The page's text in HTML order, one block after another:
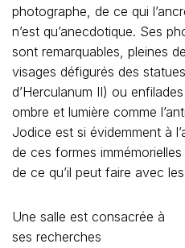
photographe, de ce qui
n’est qu’anecdotique. Ses
sont remarquables, pleines
visages défigurés des
d’Herculanum II) ou
ombre et lumière comme
Jodice est si évidemment à
de ces formes immémorielles
de ce qu’il peut faire avec
Une salle est consacrée à
ses recherches